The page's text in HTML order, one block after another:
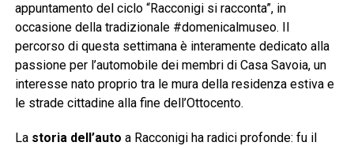
appuntamento del ciclo “Racconigi si racconta”, in
occasione della tradizionale #domenicalmuseo. Il
percorso di questa settimana è interamente dedicato alla
passione per l’automobile dei membri di Casa Savoia, un
interesse nato proprio tra le mura della residenza estiva e
le strade cittadine alla fine dell’Ottocento.
La storia dell’auto a Racconigi ha radici profonde: fu il